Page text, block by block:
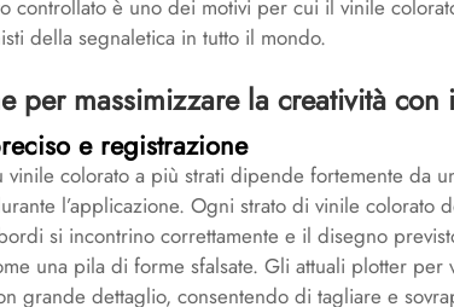
controllato è uno dei motivi per cui il vinile
della segnaletica in tutto il mondo.
per massimizzare la creatività
e registrazione
vinile colorato a più strati dipende fortemente da
l’applicazione. Ogni strato di vinile colorato
si incontrino correttamente e il disegno
una pila di forme sfalsate. Gli attuali plotter
grande dettaglio, consentendo di tagliare e